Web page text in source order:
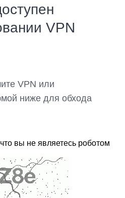
VPN
VPN или
ниже для обхода
вы не являетесь роботом